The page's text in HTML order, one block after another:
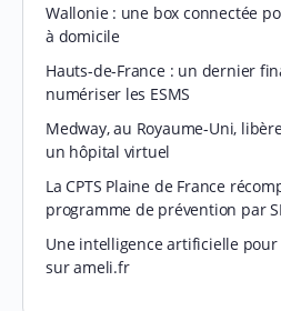
Wallonie : une box connectée
à domicile
Hauts-de-France : un dernier
numériser les ESMS
Medway, au Royaume-Uni,
un hôpital virtuel
La CPTS Plaine de France
programme de prévention par
Une intelligence artificielle
sur ameli.fr